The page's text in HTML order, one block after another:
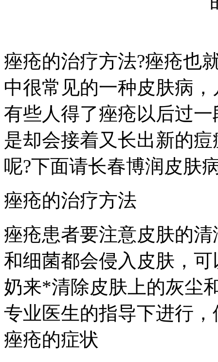
痤疮的治疗方法?痤疮也
中很常见的一种皮肤病
有些人得了痤疮以后过
是却会接着又长出新的
呢?下面请长春博润皮肤
痤疮的治疗方法
痤疮患者要注意皮肤的
和细菌都会侵入皮肤，
奶来*清除皮肤上的灰尘
专业医生的指导下进行
痤疮的症状